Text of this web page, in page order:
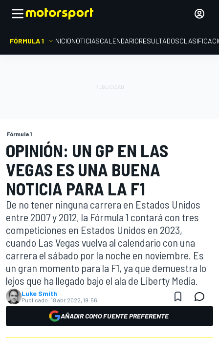
FÓRMULA 1 INICIONOTICIASCALENDARIORESULTADOS
Fórmula 1
OPINIÓN: UN GP EN LAS
VEGAS ES UNA BUENA
NOTICIA PARA LA F1
De no tener ninguna carrera en Estados Unidos
entre 2007 y 2012, la Fórmula 1 contará con tres
competiciones en Estados Unidos en 2023,
cuando Las Vegas vuelva al calendario con una
carrera el sábado por la noche en noviembre. Es
un gran momento para la F1, ya que demuestra lo
lejos que ha llegado bajo el ala de Liberty Media.
Luke Smith
Publicado: 18 abr 2022, 19:56
AÑADIR COMO FUENTE PREFERENTE